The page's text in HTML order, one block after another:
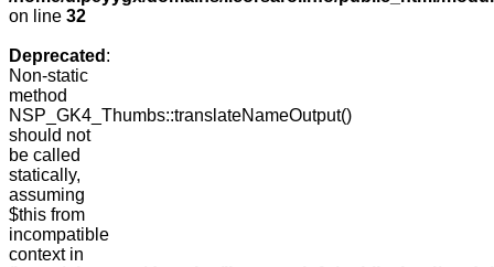
on line 32
Deprecated :
Non-static
method
NSP_GK4_Thumbs::translateNameOutput()
should not
be called
statically,
assuming
$this from
incompatible
context in